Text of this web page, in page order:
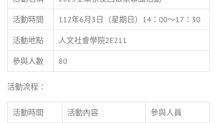
活動時間 112年6月3日（星期日）14：00～17：30
活動地點 人文社會學院2E211
參與人數 80
活動流程：
活動時間 活動內容 參與人員